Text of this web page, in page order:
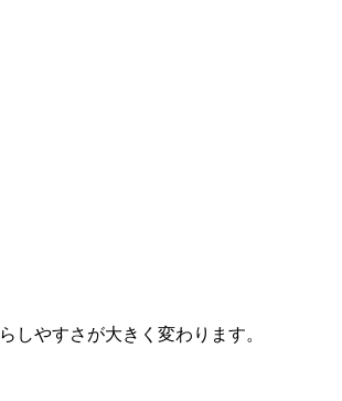
しやすさが大きく変わります。